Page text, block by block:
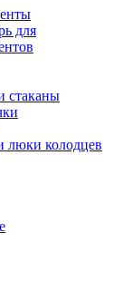
для
стаканы
люки колодцев